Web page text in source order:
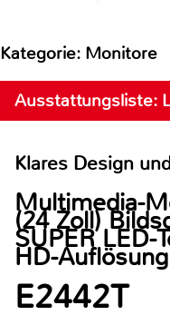
Kategorie: Monitore
Ausstattungsliste:
Klares Design
Multimedia-
(24 Zoll)
SUPER LED-
HD-Auflösung
E2442T